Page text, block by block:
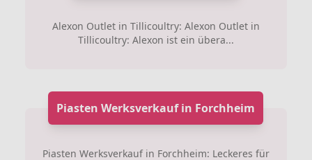
Alexon Outlet in Tillicoultry: Alexon Outlet in
Tillicoultry: Alexon ist ein übera...
Piasten Werksverkauf in Forchheim
Piasten Werksverkauf in Forchheim: Leckeres für